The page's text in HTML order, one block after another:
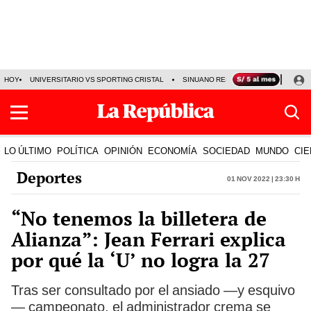
HOY UNIVERSITARIO VS SPORTING CRISTAL SINUANO RESULTADOS HOY
LO ÚLTIMO POLÍTICA OPINIÓN ECONOMÍA SOCIEDAD MUNDO
Deportes 01 Nov 2022 | 23:30 h
“No tenemos la billetera de
Alianza”: Jean Ferrari explica
por qué la ‘U’ no logra la 27
Tras ser consultado por el ansiado —y esquivo
— campeonato, el administrador crema se